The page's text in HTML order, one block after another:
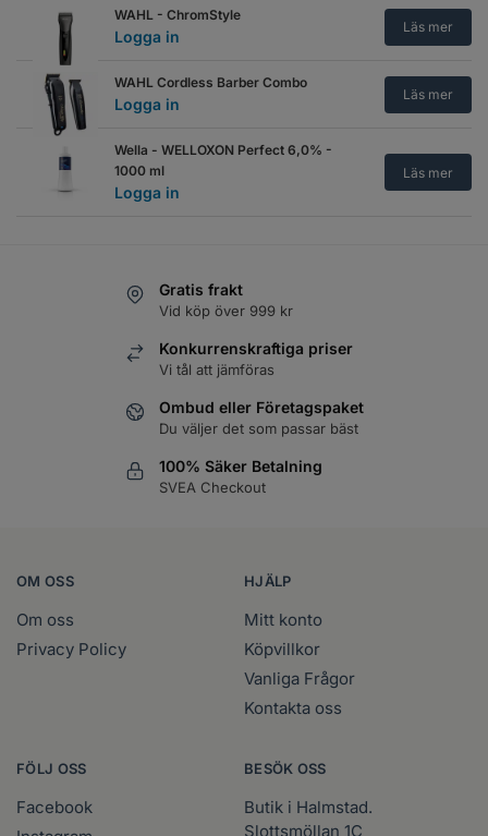
Tobacco/Vanilla scented
Logga in
Läs mer
Trimmercide Blade Spray 4 in 1
Tundra scented
Läs mer
Trimmercide oil - 100 ml
Logga in
Läs mer
Trimmercide spray plus - 425 g
WAHL - Blade Ice Kylspray 400 ml
Logga in
Logga in
WAHL - Specialolja för skär 200 ml
WAHL - ChromStyle
Logga in
Läs mer
WAHL Cordless Barber Combo
Logga in
Läs mer
Wella - WELLOXON Perfect 6,0% -
1000 ml
Logga in
Läs mer
Gratis frakt
Vid köp över 999 kr
Konkurrenskraftiga priser
Vi tål att jämföras
Ombud eller Företagspaket
Du väljer det som passar bäst
100% Säker Betalning
SVEA Checkout
OM OSS
Om oss
Privacy Policy
HJÄLP
Mitt konto
Köpvillkor
Vanliga Frågor
Kontakta oss
FÖLJ OSS
Facebook
BESÖK OSS
Butik i Halmstad.
Slottsmöllan 1C